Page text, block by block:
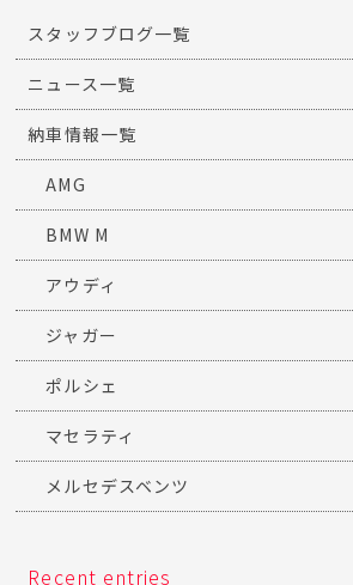
スタッフブログ一覧
ニュース一覧
納車情報一覧
AMG
BMW M
アウディ
ジャガー
ポルシェ
マセラティ
メルセデスベンツ
Recent entries